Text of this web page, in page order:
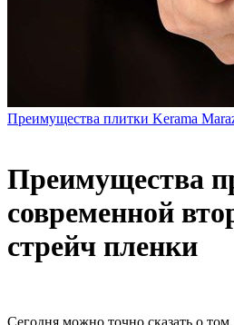
Преимущества плитки Kerama
Преимущества
современной
стрейч пленки
Сегодня можно точно сказать о